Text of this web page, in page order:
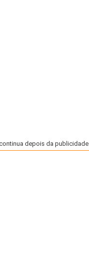
depois da publicidade